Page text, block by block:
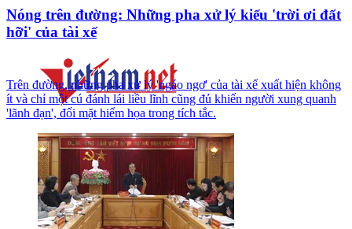
Nóng trên đường: Những pha xử lý kiểu 'trời ơi đất
hỡi' của tài xế
Trên đường, những pha xử lý 'ngáo ngơ' của tài xế xuất hiện không
ít và chỉ một cú đánh lái liều lĩnh cũng đủ khiến người xung quanh
'lãnh đạn', đối mặt hiểm họa trong tích tắc.